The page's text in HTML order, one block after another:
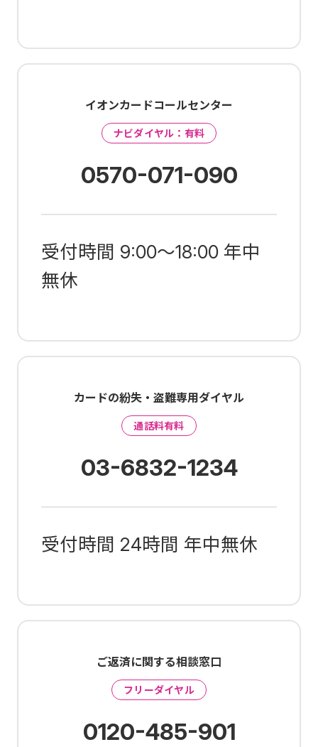
イオンカードコールセンター
ナビダイヤル：有料
0570-071-090
受付時間 9:00～18:00 年中
無休
カードの紛失・盗難専用ダイヤル
通話料有料
03-6832-1234
受付時間 24時間 年中無休
ご返済に関する相談窓口
フリーダイヤル
0120-485-901